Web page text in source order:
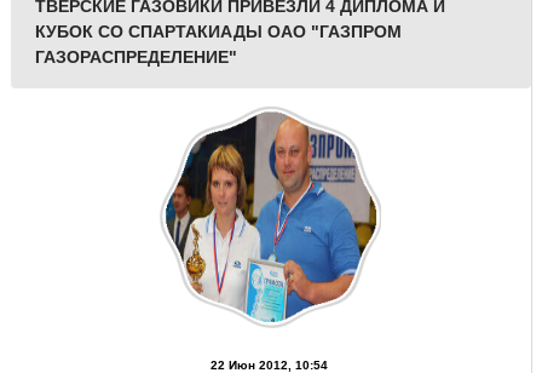
ТВЕРСКИЕ ГАЗОВИКИ ПРИВЕЗЛИ 4 ДИПЛОМА И
КУБОК СО СПАРТАКИАДЫ ОАО "ГАЗПРОМ
ГАЗОРАСПРЕДЕЛЕНИЕ"
22 Июн 2012, 10:54